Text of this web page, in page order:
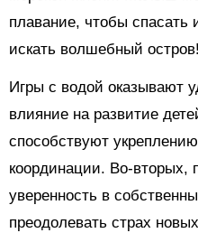
плавание, чтобы
искать волшебный остров!
Игры с водой оказывают
влияние на развитие
способствуют
координации. Во-вторых,
уверенность в
преодолевать страх